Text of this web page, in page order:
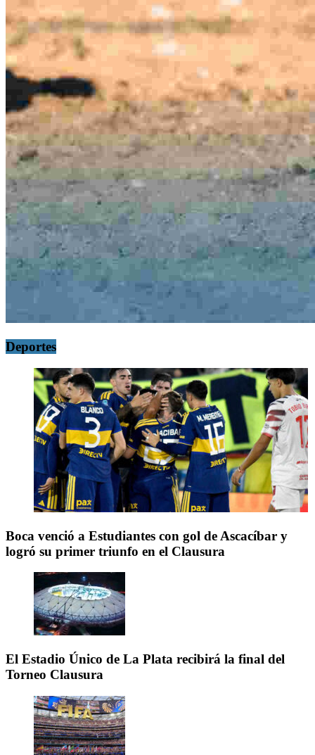
Deportes
Boca venció a Estudiantes con gol de Ascacíbar y
logró su primer triunfo en el Clausura
El Estadio Único de La Plata recibirá la final del
Torneo Clausura